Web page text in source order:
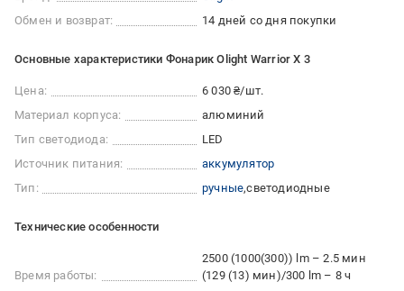
Обмен и возврат:
14 дней со дня покупки
Основные характеристики Фонарик Olight Warrior X 3
Цена:
6 030 ₴/шт.
Материал корпуса:
алюминий
Тип светодиода:
LED
Источник питания:
аккумулятор
Тип:
ручные светодиодные
Технические особенности
Время работы:
2500 (1000(300)) lm – 2.5 мин
(129 (13) мин)/300 lm – 8 ч